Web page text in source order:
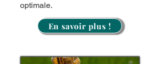
optimale.
En savoir plus !